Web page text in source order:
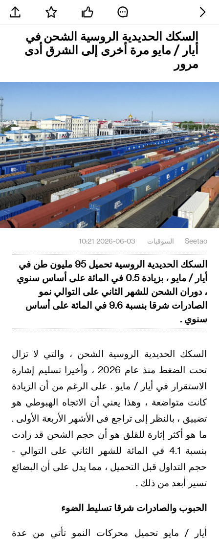
السكك الحديدية الروسية الشحن في
أيار / مايو مرة أخرى إلى الشرق أدى
مرور
Seetao السوقيات 2026-06-03 10:21
السكك الحديدية الروسية تحميل 95 مليون طن في
أيار / مايو ، بزيادة 0.5 في المائة على أساس سنوي
، دوران الشحن للشهر الثاني على التوالي نمو
الصادرات شرقا بنسبة 9.6 في المائة على أساس
سنوي .
السكك الحديدية الروسية الشحن ، والتي لا تزال
تحت الضغط منذ عام 2026 ، وأخيرا تسليم إشارة
الاستقرار في أيار / مايو . على الرغم من أن الزيادة
كانت متواضعة ، وهذا يعني أن الاتجاه الهبوطي هو
تضييق ، بالنظر إلى تراجع في الأشهر الأربعة الأولى .
ما هو أكثر إثارة للقلق هو أن حجم الشحن قد زادت
بنسبة 4.1 في المائة للشهر الثاني على التوالي -
حجم التداول قبل التحميل ، مما يدل على أن البضائع
تسير أبعد من ذلك .
الحبوب والصادرات شرقا تسليط الضوء
أيار / مايو تحميل محركات النمو تأتي من عدة